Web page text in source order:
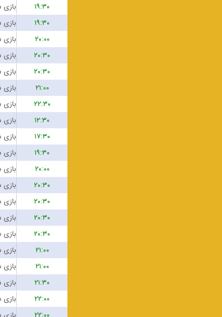
۱۹:۳۰
۱۹:۳۰
۲۰:۰۰
۲۰:۳۰
۲۰:۳۰
۲۱:۰۰
۲۲:۳۰
۱۲:۳۰
۱۷:۳۰
۱۹:۳۰
۲۰:۰۰
۲۰:۳۰
۲۰:۳۰
۲۰:۳۰
۲۰:۳۰
۲۱:۰۰
۲۱:۰۰
۲۱:۳۰
۲۲:۰۰